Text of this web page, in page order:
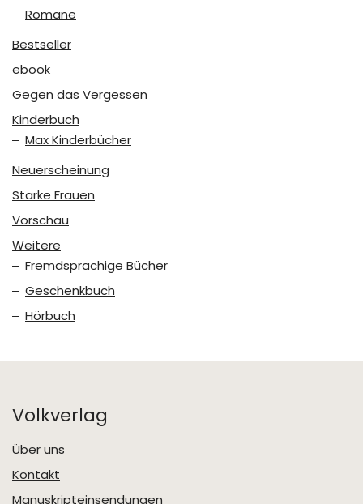
Romane
Bestseller
ebook
Gegen das Vergessen
Kinderbuch
Max Kinderbücher
Neuerscheinung
Starke Frauen
Vorschau
Weitere
Fremdsprachige Bücher
Geschenkbuch
Hörbuch
Volkverlag
Über uns
Kontakt
Manuskripteinsendungen